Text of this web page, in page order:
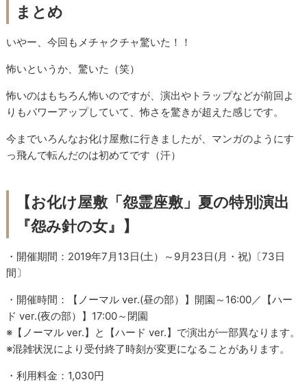
まとめ
いやー、今回もメチャクチャ驚いた！！
怖いというか、驚いた（笑）
怖いのはもちろん怖いのですが、演出やトラップなどが前回よ
りもパワーアップしていて、怖さを驚きが超えた感じです。
今までいろんなお化け屋敷に行きましたが、マンガのようにす
っ飛んで転んだのは初めてです（汗）
【お化け屋敷「怨霊座敷」夏の特別演出
『怨み針の女』】
・開催期間：2019年7月13日(土）～9月23日(月・祝)〔73日
間〕
・開催時間：【ノーマル ver.(昼の部）】開園～16:00／【ハー
ド ver.(夜の部）】17:00～閉園
※【ノーマル ver.】と【ハード ver.】で演出が一部異なります。
※混雑状況により受付終了時刻が変更になることがあります。
・利用料金：1,030円